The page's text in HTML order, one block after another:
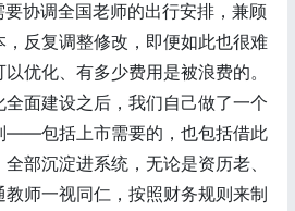
协调全国老师的出行安排，兼顾
反复调整修改，即便如此也很难
优化、有多少费用是被浪费的。
面建设之后，我们自己做了一个
——包括上市需要的，也包括借此
部沉淀进系统，无论是资历老、
师一视同仁，按照财务规则来制